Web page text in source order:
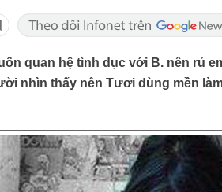
quan hệ tình dục với B. nên rủ
nhìn thấy nên Tươi dùng mền